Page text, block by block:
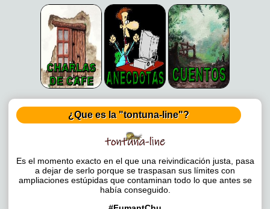
¿Que es la "tontuna-line"?
Es el momento exacto en el que una reivindicación justa, pasa
a dejar de serlo porque se traspasan sus límites con
ampliaciones estúpidas que contaminan todo lo que antes se
había conseguido.